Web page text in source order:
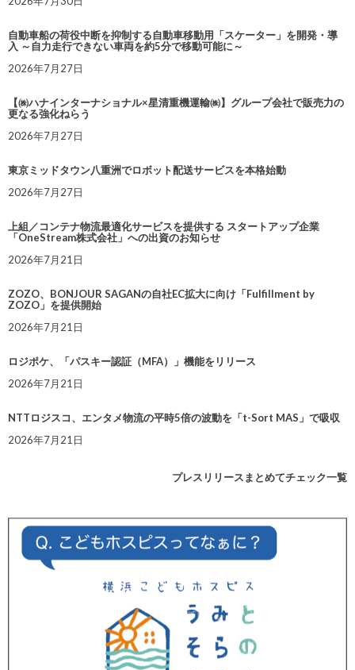
自動車船の荷役中断を抑制する自動車移動用「スケーター」を開発・導
入 ～自力走行できない車両を約5分で移動可能に～
2026年7月27日
【㈱ハナインターナショナル×星清重機運輸㈱】グループ会社で販売力の
更なる強化ねらう
2026年7月27日
東京ミッドタウン八重洲でロボット配送サービスを本格始動
2026年7月27日
上組／コンテナ物流最適化サービスを提供する スタートアップ企業
「OneStream株式会社」への出資のお知らせ
2026年7月21日
ZOZO、BONJOUR SAGANの自社EC拡大に向け「Fulfillment by
ZOZO」を提供開始
2026年7月21日
ロジポケ、「パスキー認証（MFA）」機能をリリース
2026年7月21日
NTTロジスコ、エンタメ物流の平時5倍の波動を「t-Sort MAS」で吸収
2026年7月21日
プレスリリースまとめてチェック一覧